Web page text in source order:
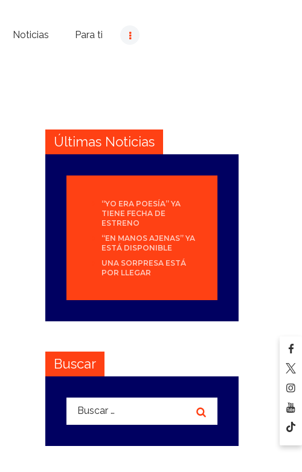
Noticias Para ti
Últimas Noticias
“YO ERA POESÍA” YA
TIENE FECHA DE
ESTRENO
“EN MANOS AJENAS” YA
ESTÁ DISPONIBLE
UNA SORPRESA ESTÁ
POR LLEGAR
Buscar
Buscar: